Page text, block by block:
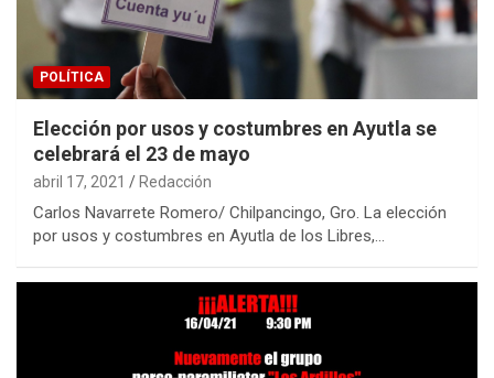
POLÍTICA
Elección por usos y costumbres en Ayutla se
celebrará el 23 de mayo
abril 17, 2021 Redacción
Carlos Navarrete Romero/ Chilpancingo, Gro. La elección
por usos y costumbres en Ayutla de los Libres,…